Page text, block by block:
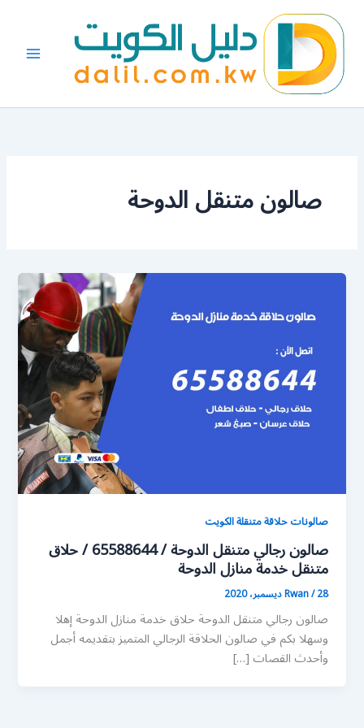
المحتوى
صالون متنقل الدوحة
صالونات حلاقة متنقلة الكويت
صالون رجالي متنقل الدوحة / 65588644 / حلاق
متنقل خدمة منازل الدوحة
Rwan/28 ديسمبر، 2020
صالون رجالي متنقل الدوحة حلاق خدمة منازل الدوحة إهلا
وسهلا بكم في صالون الحلاقة الرجالي المتميز بتقديمه أجمل
وأحدث القصات […]